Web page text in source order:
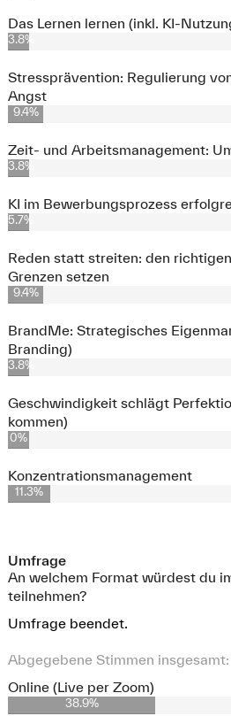
Das Lernen lernen (inkl. KI-
3.8%
Stressprävention: Regulierung
Angst
9.4%
Zeit- und Arbeitsmanagement:
3.8%
KI im Bewerbungsprozess
5.7%
Reden statt streiten: den
Grenzen setzen
9.4%
BrandMe: Strategisches
Branding)
3.8%
Geschwindigkeit schlägt
kommen)
0%
Konzentrationsmanagement
11.3%
Umfrage
An welchem Format würdest du
teilnehmen?
Umfrage beendet.
Abgegebene Stimmen insgesamt:
Online (Live per Zoom)
38.9%